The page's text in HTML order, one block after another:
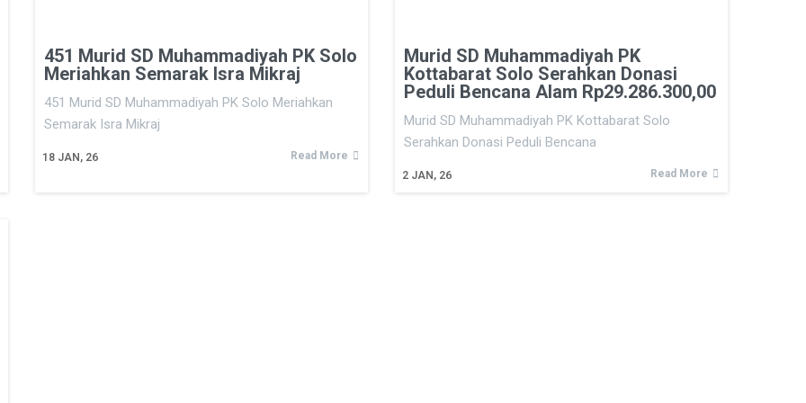
451 Murid SD Muhammadiyah PK Solo
Meriahkan Semarak Isra Mikraj
18 JAN, 26
451 Murid SD Muhammadiyah PK Solo Meriahkan
Semarak Isra Mikraj
Read More
Murid SD Muhammadiyah PK
Kottabarat Solo Serahkan Donasi
Peduli Bencana Alam Rp29.286.300,00
2 JAN, 26
Murid SD Muhammadiyah PK Kottabarat Solo
Serahkan Donasi Peduli Bencana
Read More